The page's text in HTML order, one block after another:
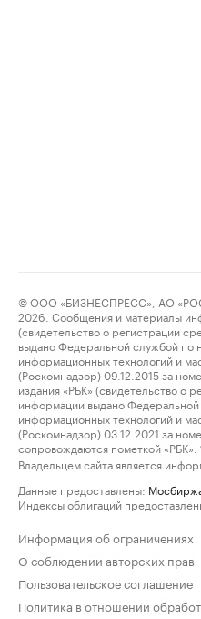
© ООО «БИЗНЕСПРЕСС», АО
2026. Сообщения и материалы
(свидетельство о регистрации
выдано Федеральной службой по
информационных технологий и
(Роскомнадзор) 09.12.2015 за
издания «РБК» (свидетельство о
информации выдано
информационных технологий и
(Роскомнадзор) 03.12.2021 за
сопровождаются пометкой «РБК».
Владельцем сайта является
Данные предоставлены:
Индексы облигаций
Информация об ограничениях
О соблюдении авторских прав
Пользовательское соглашение
Политика в отношении